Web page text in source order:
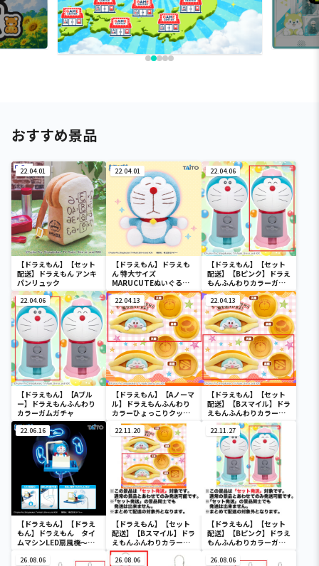
おすすめ景品
22.04.01
【ドラえもん】【セット
配送】ドラえもん アンキ
パンリュック
22.04.01
【ドラえもん】ドラえも
ん 特大サイズ
MARUCUTEぬいぐるみ
vol.2
22.04.06
【ドラえもん】【セット
配送】【Bピンク】ドラえ
もんふんわりカラーガム
ガチャ
22.04.06
【ドラえもん】【Aブル
ー】ドラえもんふんわり
カラーガムガチャ
22.04.13
【ドラえもん】【Aノーマ
ル】ドラえもんふんわり
カラーひょっこりクッシ
ョン
22.04.13
【ドラえもん】【セット
配送】【Bスマイル】ドラ
えもんふんわりカラーひ
ょっこりクッション
22.06.16
【ドラえもん】【ドラえ
もん】ドラえもん タイ
ムマシンLED扇風機～
22.11.20
【ドラえもん】【セット
配送】【Bスマイル】ドラ
えもんふんわりカラーひ
ょっこりクッション
22.11.27
【ドラえもん】【セット
配送】【Bピンク】ドラえ
もんふんわりカラーガム
26.08.06 26.08.06 26.08.06